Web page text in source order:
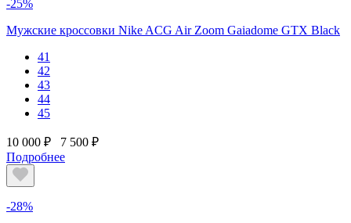
-25%
Мужские кроссовки Nike ACG Air Zoom Gaiadome GTX Black
41
42
43
44
45
10 000 ₽
7 500 ₽
Подробнее
-28%